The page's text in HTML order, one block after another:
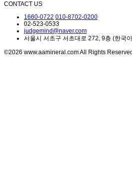
CONTACT US
1660-0722 010-8702-0200
02-523-0533
judgemind@naver.com
서울시 서초구 서초대로 272, 9층 (한국
©2026 www.aamineral.com All Rights